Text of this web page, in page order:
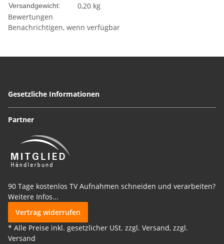
Versandgewicht:
0,20 kg
Bewertungen
Benachrichtigen, wenn verfügbar
Gesetzliche Informationen
Partner
90 Tage kostenlos TV Aufnahmen schneiden und verarbeiten?
Weitere Infos...
Vertrag widerrufen
* Alle Preise inkl. gesetzlicher USt. zzgl. Versand, zzgl.
Versand